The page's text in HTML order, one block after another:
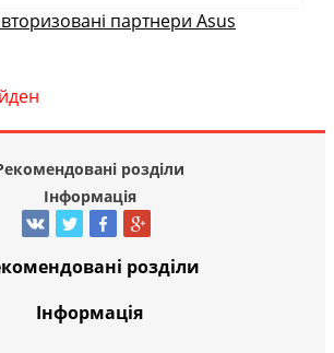
розділи
Інформація
розділи
Інформація